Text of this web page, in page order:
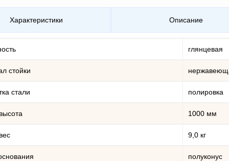
Характеристики Описание
глянцевая
стойки
стали полировка
1000 мм
9,0 кг
полуконус